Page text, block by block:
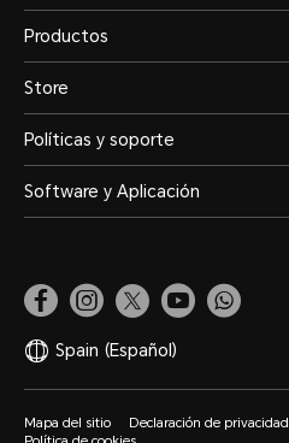
Productos
Store
Políticas y soporte
Software y Aplicación
Spain (Español)
Mapa del sitio Declaración de privacidad